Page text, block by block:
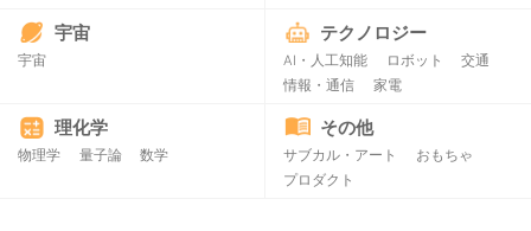
宇宙
宇宙
テクノロジー
AI・人工知能 ロボット
交通
情報・通信
家電
理化学
物理学 量子論 数学
その他
サブカル・アート
おもちゃ
プロダクト